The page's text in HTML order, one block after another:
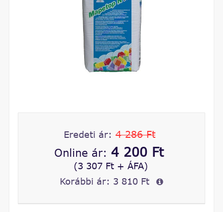
Eredeti ár: 4 286 Ft
Online ár: 4 200 Ft
(3 307 Ft + ÁFA)
Korábbi ár: 3 810 Ft